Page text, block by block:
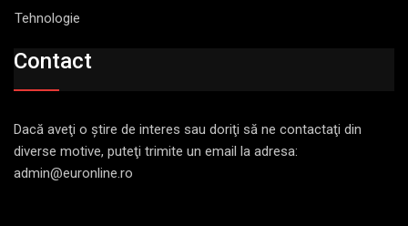
Tehnologie
Contact
Dacă aveţi o ştire de interes sau doriţi să ne contactaţi din
diverse motive, puteţi trimite un email la adresa:
admin@euronline.ro